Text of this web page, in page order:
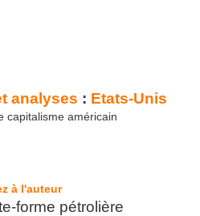
analyses : Etats-Unis
capitalisme américain
à l'auteur
forme pétrolière